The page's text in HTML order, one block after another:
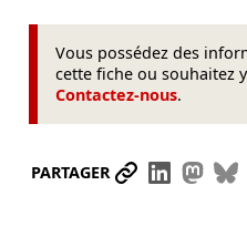
Vous possédez des
cette fiche ou souhaitez
Contactez-nous.
PARTAGER Partager le